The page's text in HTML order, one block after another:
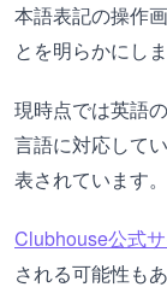
本語表記の操作
とを明らかにしま
現時点では英語
言語に対応して
表されています。
Clubhouse公式サ
される可能性も